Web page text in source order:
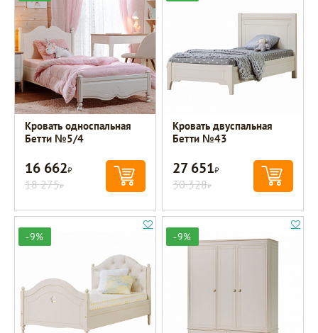
Кровать односпальная
Бетти №5/4
16 662Р
18 275Р
Кровать двуспальная
Бетти №43
27 651Р
30 328Р
-9% -9%